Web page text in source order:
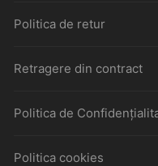
Politica de retur
Retragere din contract
Politica de
Politica cookies